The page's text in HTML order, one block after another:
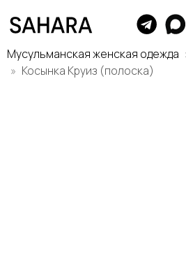
0
Мусульманская женская одежда
Косынка Круиз (полоска)